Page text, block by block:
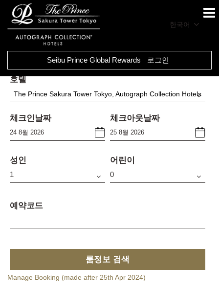
한국어
Seibu Prince Global Rewards 로그인
호텔
The Prince Sakura Tower Tokyo, Autograph Collection Hotels
체크인날짜 체크아웃날짜
성인 어린이
예약코드
룸정보 검색
Manage Booking (made after 25th Apr 2024)